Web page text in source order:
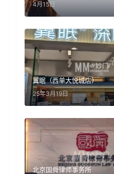
4月15日
翼眠（西单大悦城店）
25年3月19日
北京国舜律师事务所